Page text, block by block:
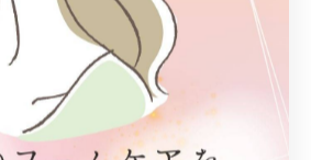
関連タグ
#女性 #原因
#若い